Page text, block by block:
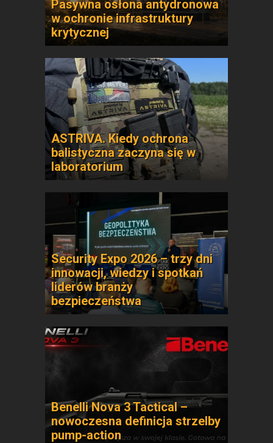
Pasywna osłona antydronowa
w ochronie infrastruktury
krytycznej
ASTRIVA. Kiedy ochrona
balistyczna zaczyna się w
laboratorium
Security Expo 2026 – trzy dni
innowacji, wiedzy i spotkań
liderów branży
bezpieczeństwa
Benelli Nova 3 Tactical –
nowoczesna definicja strzelby
pump-action